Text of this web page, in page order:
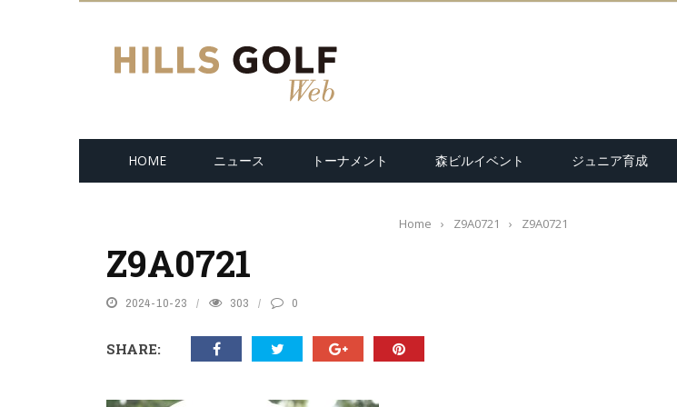
HOME ニュース トーナメント 森ビルイベント ジュニア育成
Home › Z9A0721 › Z9A0721
Z9A0721
2024-10-23 303 0
SHARE: